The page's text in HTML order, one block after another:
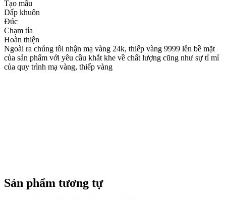
Tạo mẫu
Dấp khuôn
Đúc
Chạm tỉa
Hoàn thiện
Ngoài ra chúng tôi nhận mạ vàng 24k, thiếp vàng 9999 lên bề mặt
của sản phẩm với yêu cầu khắt khe về chất lượng cũng như sự tỉ mỉ
của quy trình mạ vàng, thiếp vàng
Sản phẩm tương tự